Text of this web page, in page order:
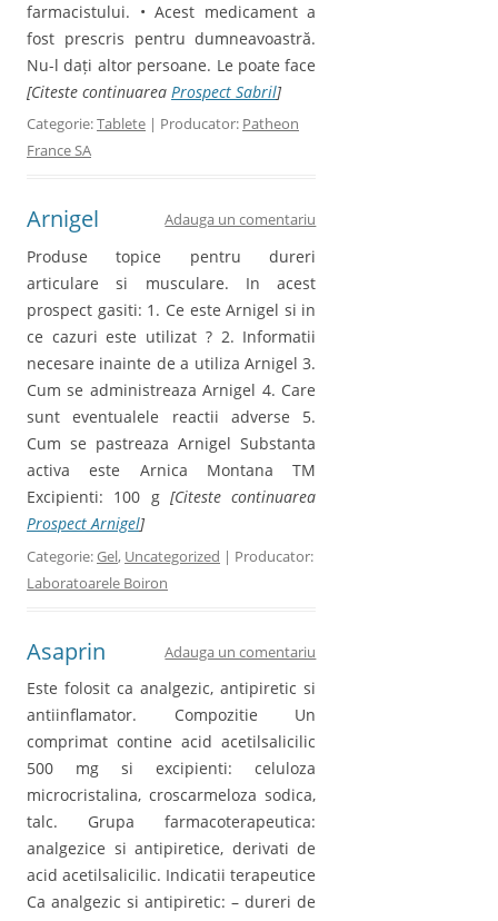
farmacistului. • Acest medicament a
fost prescris pentru dumneavoastră.
Nu-l dați altor persoane. Le poate face
[Citeste continuarea Prospect Sabril]
Categorie:Tablete | Producator: Patheon
France SA
Arnigel Adauga un comentariu
Produse topice pentru dureri
articulare si musculare. In acest
prospect gasiti: 1. Ce este Arnigel si in
ce cazuri este utilizat ? 2. Informatii
necesare inainte de a utiliza Arnigel 3.
Cum se administreaza Arnigel 4. Care
sunt eventualele reactii adverse 5.
Cum se pastreaza Arnigel Substanta
activa este Arnica Montana TM
Excipienti: 100 g[Citeste continuarea
Prospect Arnigel]
Categorie:Gel, Uncategorized | Producator:
Laboratoarele Boiron
Asaprin Adauga un comentariu
Este folosit ca analgezic, antipiretic si
antiinflamator. Compozitie Un
comprimat contine acid acetilsalicilic
500 mg si excipienti: celuloza
microcristalina, croscarmeloza sodica,
talc. Grupa farmacoterapeutica:
analgezice si antipiretice, derivati de
acid acetilsalicilic. Indicatii terapeutice
Ca analgezic si antipiretic: – dureri de